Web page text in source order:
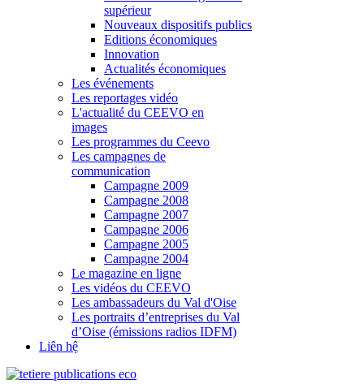
supérieur
Nouveaux dispositifs publics
Editions économiques
Innovation
Actualités économiques
Les événements
Les reportages vidéo
L'actualité du CEEVO en
images
Les programmes du Ceevo
Les campagnes de
communication
Campagne 2009
Campagne 2008
Campagne 2007
Campagne 2006
Campagne 2005
Campagne 2004
Le magazine en ligne
Les vidéos du CEEVO
Les ambassadeurs du Val d'Oise
Les portraits d’entreprises du Val
d’Oise (émissions radios IDFM)
Liên hệ